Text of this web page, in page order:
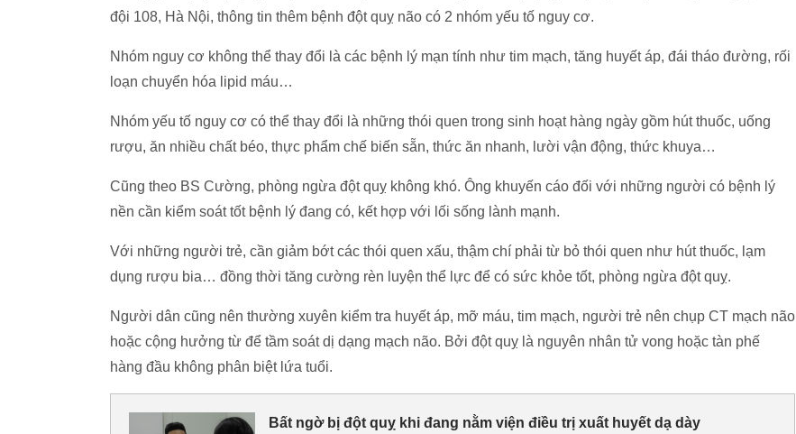
đội 108, Hà Nội, thông tin thêm bệnh đột quỵ não có 2 nhóm yếu tố nguy cơ.
Nhóm nguy cơ không thể thay đổi là các bệnh lý mạn tính như tim mạch, tăng huyết áp, đái tháo đường, rối
loạn chuyển hóa lipid máu…
Nhóm yếu tố nguy cơ có thể thay đổi là những thói quen trong sinh hoạt hàng ngày gồm hút thuốc, uống
rượu, ăn nhiều chất béo, thực phẩm chế biến sẵn, thức ăn nhanh, lười vận động, thức khuya…
Cũng theo BS Cường, phòng ngừa đột quỵ không khó. Ông khuyến cáo đối với những người có bệnh lý
nền cần kiểm soát tốt bệnh lý đang có, kết hợp với lối sống lành mạnh.
Với những người trẻ, cần giảm bớt các thói quen xấu, thậm chí phải từ bỏ thói quen như hút thuốc, lạm
dụng rượu bia… đồng thời tăng cường rèn luyện thể lực để có sức khỏe tốt, phòng ngừa đột quỵ.
Người dân cũng nên thường xuyên kiểm tra huyết áp, mỡ máu, tim mạch, người trẻ nên chụp CT mạch não
hoặc cộng hưởng từ để tầm soát dị dạng mạch não. Bởi đột quỵ là nguyên nhân tử vong hoặc tàn phế
hàng đầu không phân biệt lứa tuổi.
Bất ngờ bị đột quỵ khi đang nằm viện điều trị xuất huyết dạ dày